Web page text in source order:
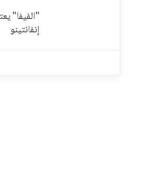
"الفيفا"
إنفانتينو